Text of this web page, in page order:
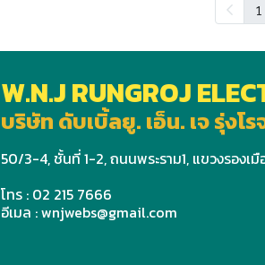
1
W.N.J RUNGROJ
บริษัท ดับเบิ้ลยู. เอ็น. เจ รุ่งโ
50/3-4, ชั้นที่ 1-2, ถนนพระราม1, แขวงรองเ
โทร : 02 215 7666
อีเมล : wnjwebs@gmail.com